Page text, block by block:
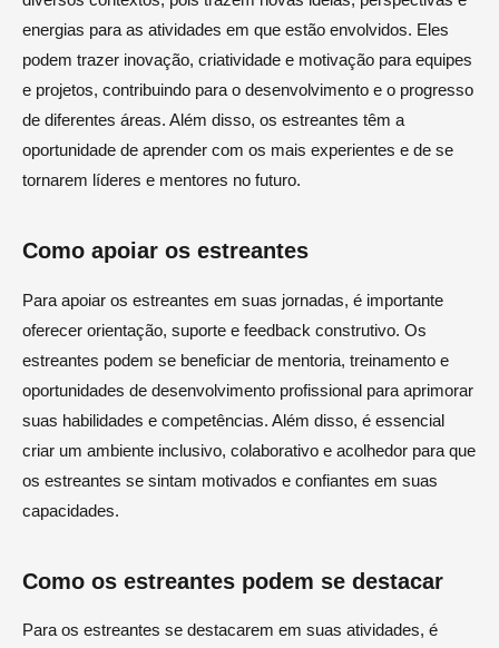
energias para as atividades em que estão envolvidos. Eles
podem trazer inovação, criatividade e motivação para equipes
e projetos, contribuindo para o desenvolvimento e o progresso
de diferentes áreas. Além disso, os estreantes têm a
oportunidade de aprender com os mais experientes e de se
tornarem líderes e mentores no futuro.
Como apoiar os estreantes
Para apoiar os estreantes em suas jornadas, é importante
oferecer orientação, suporte e feedback construtivo. Os
estreantes podem se beneficiar de mentoria, treinamento e
oportunidades de desenvolvimento profissional para aprimorar
suas habilidades e competências. Além disso, é essencial
criar um ambiente inclusivo, colaborativo e acolhedor para que
os estreantes se sintam motivados e confiantes em suas
capacidades.
Como os estreantes podem se destacar
Para os estreantes se destacarem em suas atividades, é